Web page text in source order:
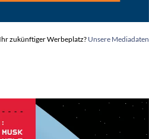
Ihr zukünftiger Werbeplatz? Unsere Mediadaten